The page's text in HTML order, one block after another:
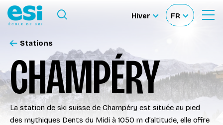
Ouvrir
recherche
Nos Écoles
Nos Activités
À propos
Ouvrir le Menu
Hiver
Sélectionner
FR
Sélectionnez
CHAMPÉRY
Stations
La station de ski suisse de Champéry est située au pied
des mythiques Dents du Midi à 1050 m d’altitude, elle offre